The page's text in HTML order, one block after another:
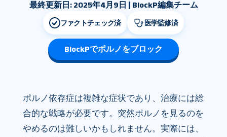
最終更新日: 2025年4月9日 | BlockP編集チーム
ファクトチェック済 医学監修済
BlockPでポルノをブロック
ポルノ依存症は複雑な症状であり、治療には総
合的な戦略が必要です。突然ポルノを見るのを
やめるのは難しいかもしれません。実際には、